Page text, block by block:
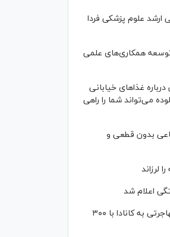
ارشد علوم پزشکی فردا
توسعه همکاری‌های علمی
غذا‌های خیابانی
می‌تواند شما را راهی
بدون قطعی و
اعلام شد
مدیر کلاهبردار شرکت مهاجرتی به کانادا با ۳۰۰